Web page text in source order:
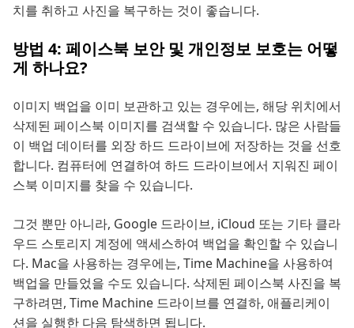
치를 취하고 사진을 복구하는 것이 좋습니다.
방법 4: 페이스북 보안 및 개인정보 보호는 어떻
게 하나요?
이미지 백업을 이미 보관하고 있는 경우에는, 해당 위치에서
삭제된 페이스북 이미지를 검색할 수 있습니다. 많은 사람들
이 백업 데이터를 외장 하드 드라이브에 저장하는 것을 선호
합니다. 컴퓨터에 연결하여 하드 드라이브에서 지워진 페이
스북 이미지를 찾을 수 있습니다.
그것 뿐만 아니라, Google 드라이브, iCloud 또는 기타 클라
우드 스토리지 계정에 액세스하여 백업을 확인할 수 있습니
다. Mac을 사용하는 경우에는, Time Machine을 사용하여
백업을 만들었을 수도 있습니다. 삭제된 페이스북 사진을 복
구하려면, Time Machine 드라이브를 연결하, 애플리케이
션을 실행한 다음 탐색하면 됩니다.